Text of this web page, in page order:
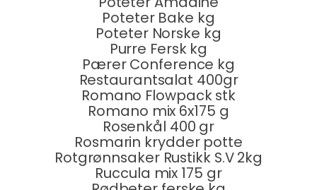
Poteter Bake kg
Poteter Norske kg
Purre Fersk kg
Pærer Conference kg
Restaurantsalat 400gr
Romano Flowpack stk
Romano mix 6x175 g
Rosenkål 400 gr
Rosmarin krydder potte
Rotgrønnsaker Rustikk S.V 2kg
Ruccula mix 175 gr